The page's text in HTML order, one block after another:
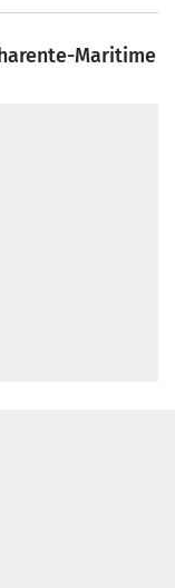
Maritime